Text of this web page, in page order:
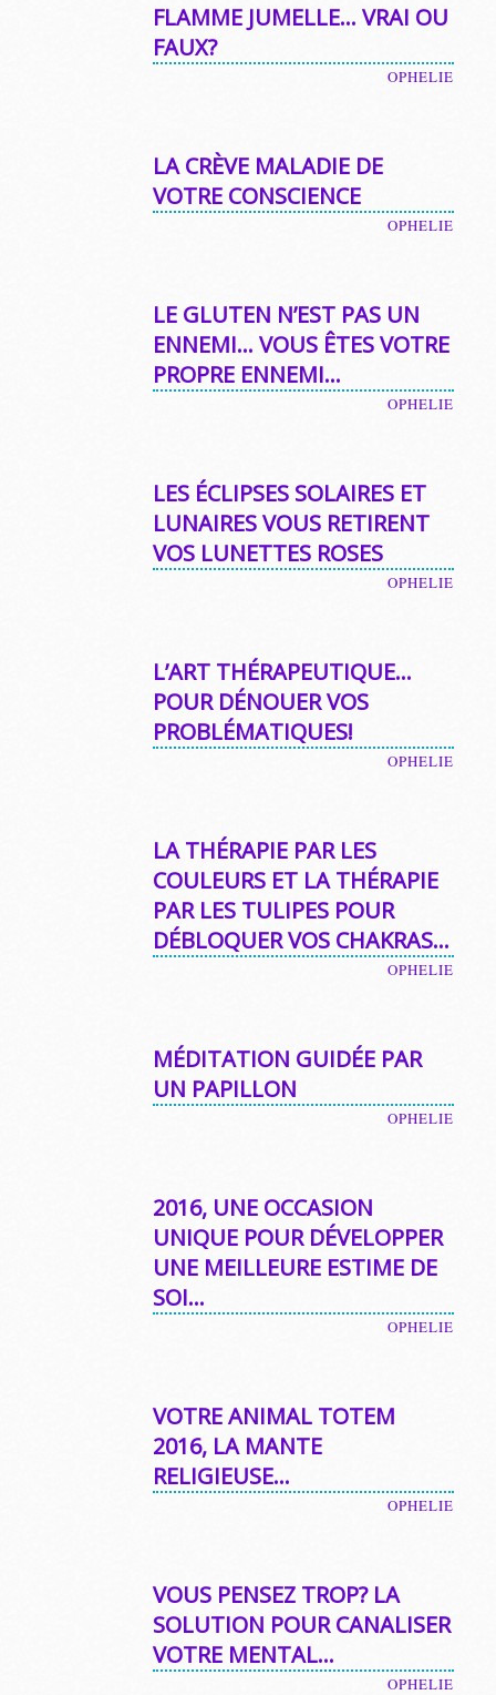
FLAMME JUMELLE… VRAI OU
FAUX?
OPHELIE
LA CRÈVE MALADIE DE
VOTRE CONSCIENCE
OPHELIE
LE GLUTEN N’EST PAS UN
ENNEMI… VOUS ÊTES VOTRE
PROPRE ENNEMI…
OPHELIE
LES ÉCLIPSES SOLAIRES ET
LUNAIRES VOUS RETIRENT
VOS LUNETTES ROSES
OPHELIE
L’ART THÉRAPEUTIQUE…
POUR DÉNOUER VOS
PROBLÉMATIQUES!
OPHELIE
LA THÉRAPIE PAR LES
COULEURS ET LA THÉRAPIE
PAR LES TULIPES POUR
DÉBLOQUER VOS CHAKRAS…
OPHELIE
MÉDITATION GUIDÉE PAR
UN PAPILLON
OPHELIE
2016, UNE OCCASION
UNIQUE POUR DÉVELOPPER
UNE MEILLEURE ESTIME DE
SOI…
OPHELIE
VOTRE ANIMAL TOTEM
2016, LA MANTE
RELIGIEUSE…
OPHELIE
VOUS PENSEZ TROP? LA
SOLUTION POUR CANALISER
VOTRE MENTAL…
OPHELIE